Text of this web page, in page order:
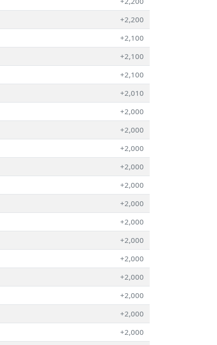
+2,200
+2,100
+2,100
+2,100
+2,010
+2,000
+2,000
+2,000
+2,000
+2,000
+2,000
+2,000
+2,000
+2,000
+2,000
+2,000
+2,000
+2,000